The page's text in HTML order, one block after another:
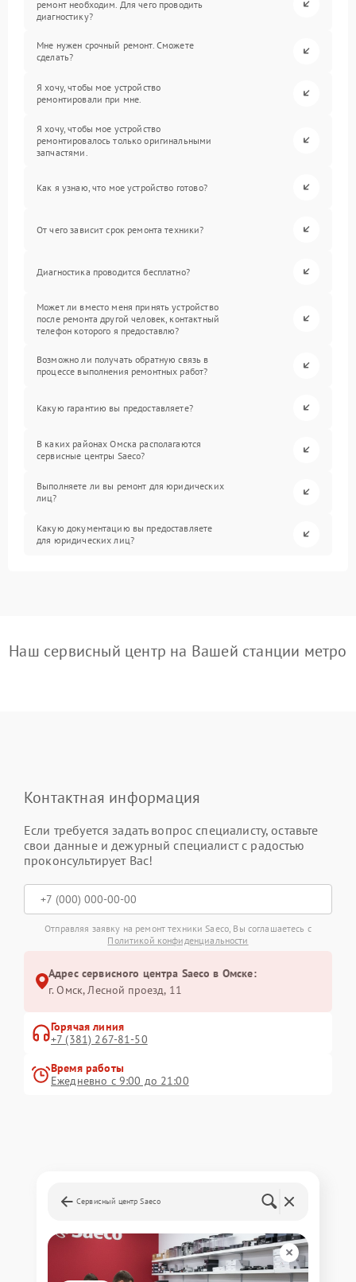
ремонт необходим. Для чего проводить
диагностику?
Мне нужен срочный ремонт. Сможете
сделать?
Я хочу, чтобы мое устройство
ремонтировали при мне.
Я хочу, чтобы мое устройство
ремонтировалось только оригинальными
запчастями.
Как я узнаю, что мое устройство готово?
От чего зависит срок ремонта техники?
Диагностика проводится бесплатно?
Может ли вместо меня принять устройство
после ремонта другой человек, контактный
телефон которого я предоставлю?
Возможно ли получать обратную связь в
процессе выполнения ремонтных работ?
Какую гарантию вы предоставляете?
В каких районах Омска располагаются
сервисные центры Saeco?
Выполняете ли вы ремонт для юридических
лиц?
Какую документацию вы предоставляете
для юридических лиц?
Наш сервисный центр на Вашей станции метро
Контактная информация
Если требуется задать вопрос специалисту, оставьте
свои данные и дежурный специалист с радостью
проконсультирует Вас!
Отправляя заявку на ремонт техники Saeco, Вы соглашаетесь с
Политикой конфиденциальности
Адрес сервисного центра Saeco в Омске:
г. Омск, ​Лесной проезд, 11
Горячая линия
+7 (381) 267-81-50
Время работы
Ежедневно с 9:00 до 21:00
Сервисный центр Saeco